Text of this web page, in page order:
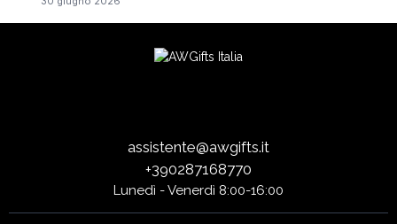
assistente@awgifts.it
+390287168770
Lunedì - Venerdì 8:00-16:00